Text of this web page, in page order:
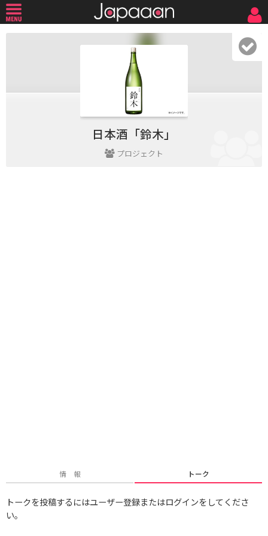
日本酒「鈴木」
プロジェクト
情 報 トーク
トークを投稿するにはユーザー登録またはログインをしてくださ
い。